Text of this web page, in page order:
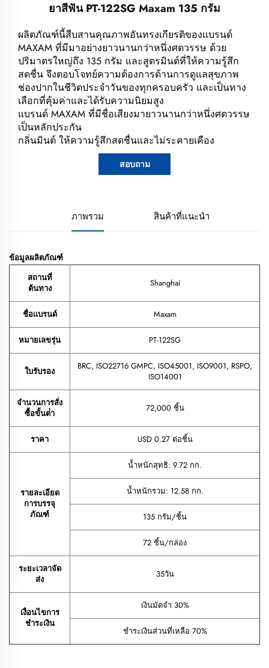
ยาสีฟัน PT-122SG Maxam 135 กรัม
ผลิตภัณฑ์นี้สืบสานคุณภาพอันทรงเกียรติของแบรนด์
MAXAM ที่มีมาอย่างยาวนานกว่าหนึ่งศตวรรษ ด้วย
ปริมาตรใหญ่ถึง 135 กรัม และสูตรมินต์ที่ให้ความรู้สึก
สดชื่น จึงตอบโจทย์ความต้องการด้านการดูแลสุขภาพ
ช่องปากในชีวิตประจำวันของทุกครอบครัว และเป็นทาง
เลือกที่คุ้มค่าและได้รับความนิยมสูง
แบรนด์ MAXAM ที่มีชื่อเสียงมายาวนานกว่าหนึ่งศตวรรษ
เป็นหลักประกัน
กลิ่นมินต์ ให้ความรู้สึกสดชื่นและไม่ระคายเคือง
สอบถาม
ภาพรวม สินค้าที่แนะนำ
ข้อมูลผลิตภัณฑ์
สถานที่
ต้นทาง
Shanghai
ชื่อแบรนด์ Maxam
หมายเลขรุ่น PT-122SG
ใบรับรอง
BRC, ISO22716 GMPC, ISO45001, ISO9001, RSPO,
ISO14001
จํานวนการสั่ง
ซื้อขั้นต่ํา
72,000 ชิ้น
ราคา USD 0.27 ต่อชิ้น
รายละเอียด
การบรรจุ
ภัณฑ์
น้ำหนักสุทธิ: 9.72 กก.
น้ำหนักรวม: 12.58 กก.
135 กรัม/ชิ้น
72 ชิ้น/กล่อง
ระยะเวลาจัด
ส่ง
35วัน
เงื่อนไขการ
ชำระเงิน
เงินมัดจำ 30%
ชำระเงินส่วนที่เหลือ 70%